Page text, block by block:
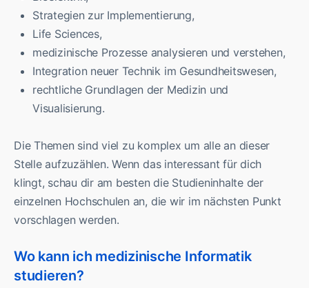
Strategien zur Implementierung,
Life Sciences,
medizinische Prozesse analysieren und verstehen,
Integration neuer Technik im Gesundheitswesen,
rechtliche Grundlagen der Medizin und
Visualisierung.
Die Themen sind viel zu komplex um alle an dieser
Stelle aufzuzählen. Wenn das interessant für dich
klingt, schau dir am besten die Studieninhalte der
einzelnen Hochschulen an, die wir im nächsten Punkt
vorschlagen werden.
Wo kann ich medizinische Informatik
studieren?